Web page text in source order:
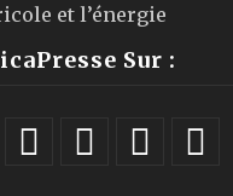
et l’énergie
Sur :